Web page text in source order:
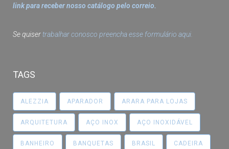
link para receber nosso catálogo pelo correio.
Se quisertrabalhar conosco preencha esse formulário aqui.
TAGS
ALEZZIA APARADOR ARARA PARA LOJAS
ARQUITETURA AÇO INOX AÇO INOXIDÁVEL
BANHEIRO BANQUETAS BRASIL CADEIRA